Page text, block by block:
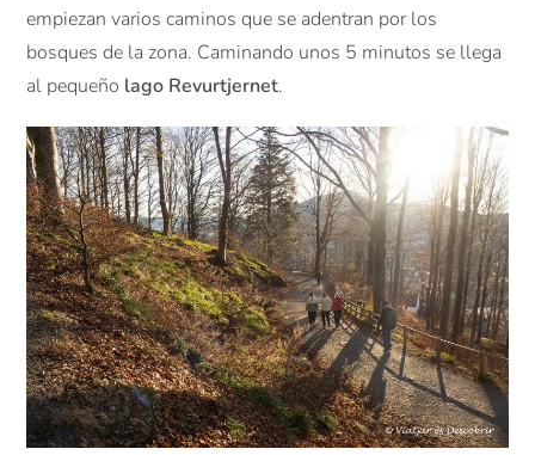
empiezan varios caminos que se adentran por los
bosques de la zona. Caminando unos 5 minutos se llega
al pequeño lago Revurtjernet.